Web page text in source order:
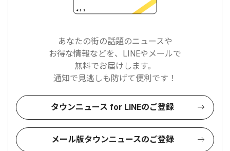
あなたの街の話題のニュースや
お得な情報などを、LINEやメールで
無料でお届けします。
通知で見逃しも防げて便利です！
タウンニュース for LINEのご登録
メール版タウンニュースのご登録